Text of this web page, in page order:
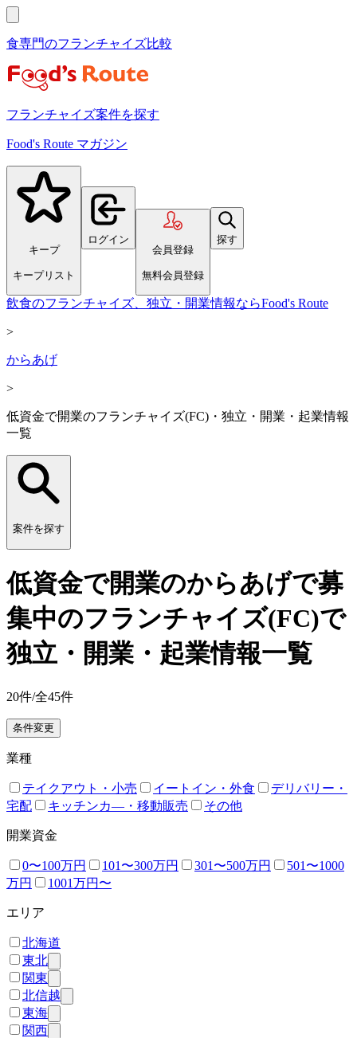
食専門のフランチャイズ比較
フランチャイズ案件を探す
Food's Route マガジン
キープ
キープリスト
ログイン
会員登録
無料会員登録
探す
飲食のフランチャイズ、独立・開業情報ならFood's Route
>
からあげ
>
低資金で開業のフランチャイズ(FC)・独立・開業・起業情報
一覧
案件を探す
低資金で開業のからあげで募
集中のフランチャイズ(FC)で
独立・開業・起業情報一覧
20件/全45件
条件変更
業種
テイクアウト・小売 イートイン・外食
デリバリー・
宅配
キッチンカ―・移動販売 その他
開業資金
0〜100万円 101〜300万円 301〜500万円
501〜1000
万円
1001万円〜
エリア
北海道
東北
関東
北信越
東海
関西